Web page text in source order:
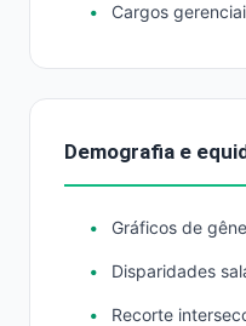
Cargos
Demografia e
Gráficos de
Disparidades
Recorte